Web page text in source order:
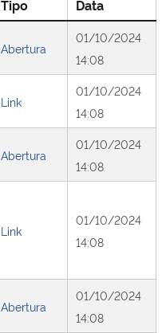
Tipo Data
Abertura
01/10/2024
14:08
Link
01/10/2024
14:08
Abertura
01/10/2024
14:08
Link
01/10/2024
14:08
Abertura
01/10/2024
14:08